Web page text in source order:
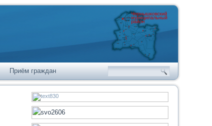
Приём граждан